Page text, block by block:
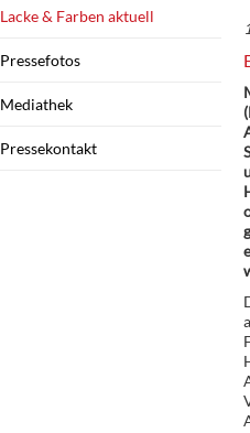
Lacke & Farben aktuell
Pressefotos
Mediathek
Pressekontakt